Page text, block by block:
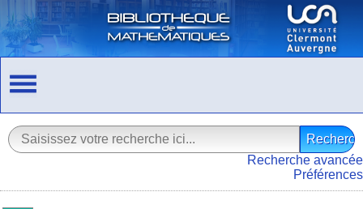
Recherche avancée
Préférences